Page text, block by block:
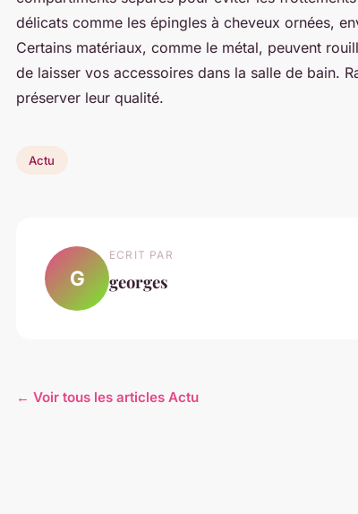
délicats comme les épingles à cheveux ornées,
Certains matériaux, comme le métal, peuvent
de laisser vos accessoires dans la salle de bain.
préserver leur qualité.
Actu
G
ECRIT PAR
georges
← Voir tous les articles Actu